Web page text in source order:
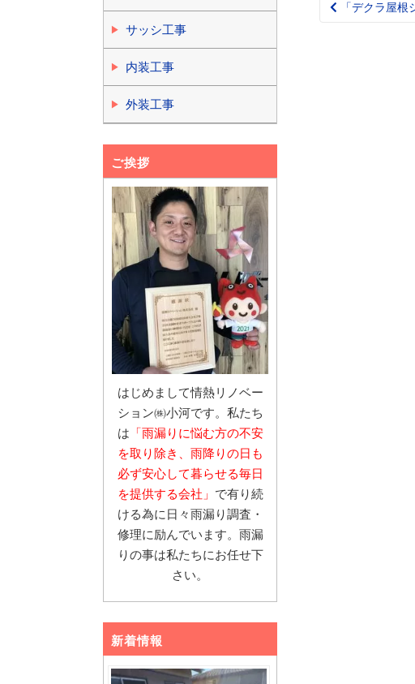
Post
「デクラ屋
サッシ工事
内装工事
外装工事
ご挨拶
はじめまして情熱リノベー
ション㈱小河です。私たち
は 「雨漏りに悩む方の不安
を取り除き、雨降りの日も
必ず安心して暮らせる毎日
を提供する会社」 で有り続
ける為に日々雨漏り調査・
修理に励んでいます。雨漏
りの事は私たちにお任せ下
さい。
新着情報